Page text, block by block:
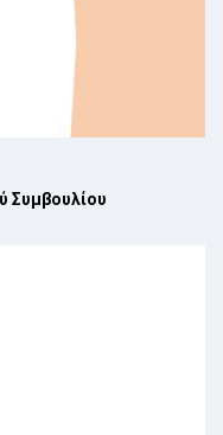
Συμβουλίου